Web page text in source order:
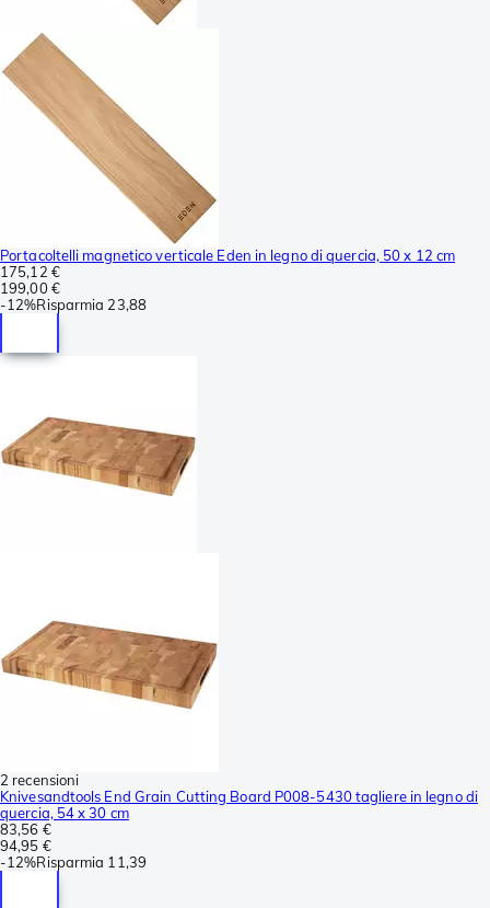
Portacoltelli magnetico verticale Eden in legno di quercia, 50 x 12 cm
175,12 €
199,00 €
-12%Risparmia 23,88
2 recensioni
Knivesandtools End Grain Cutting Board P008-5430 tagliere in legno di
quercia, 54 x 30 cm
83,56 €
94,95 €
-12%Risparmia 11,39